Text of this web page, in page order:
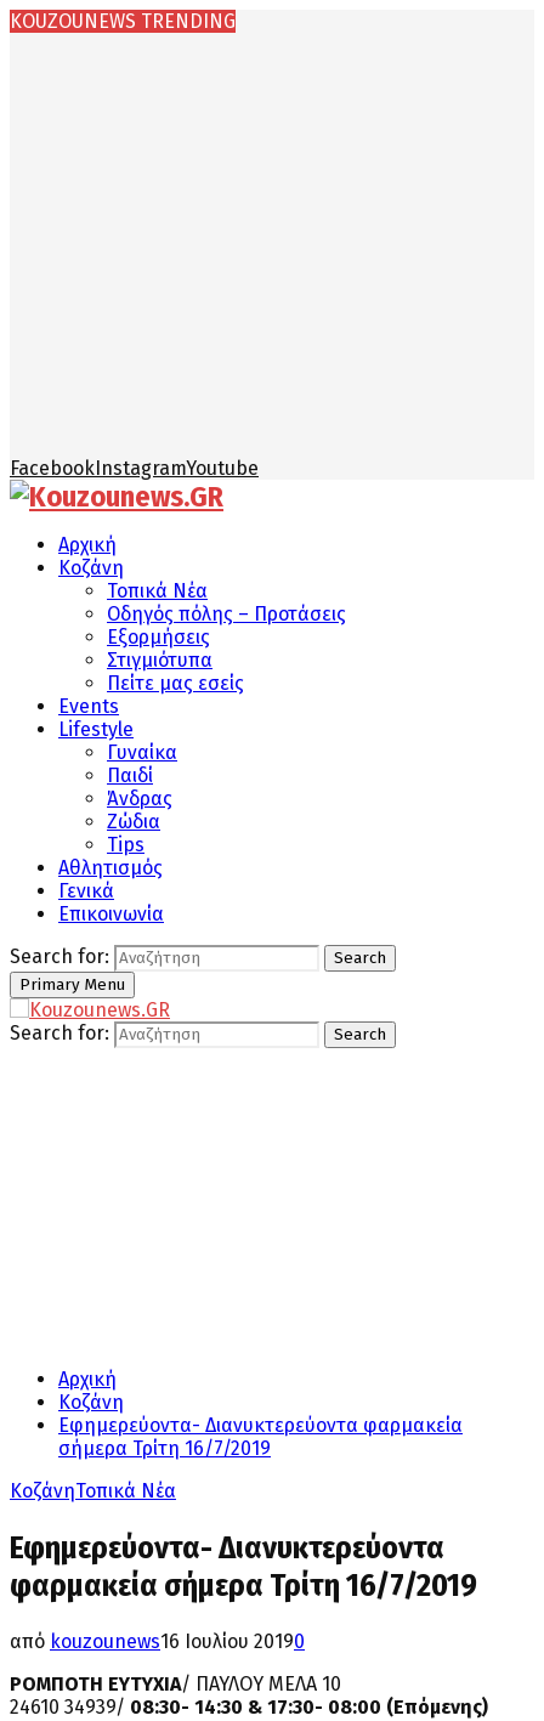
KOUZOUNEWS TRENDING
FacebookInstagramYoutube
Αρχική
Κοζάνη
Τοπικά Νέα
Οδηγός πόλης – Προτάσεις
Εξορμήσεις
Στιγμιότυπα
Πείτε μας εσείς
Events
Lifestyle
Γυναίκα
Παιδί
Άνδρας
Ζώδια
Tips
Αθλητισμός
Γενικά
Επικοινωνία
Search for:
Search
Primary Menu
Search for: Search
Αρχική
Κοζάνη
Εφημερεύοντα- Διανυκτερεύοντα φαρμακεία
σήμερα Τρίτη 16/7/2019
ΚοζάνηΤοπικά Νέα
Εφημερεύοντα- Διανυκτερεύοντα
φαρμακεία σήμερα Τρίτη 16/7/2019
από kouzounews16 Ιουλίου 20190
ΡΟΜΠΟΤΗ ΕΥΤΥΧΙΑ/ ΠΑΥΛΟΥ ΜΕΛΑ 10
24610 34939/ 08:30- 14:30 & 17:30- 08:00 (Επόμενης)